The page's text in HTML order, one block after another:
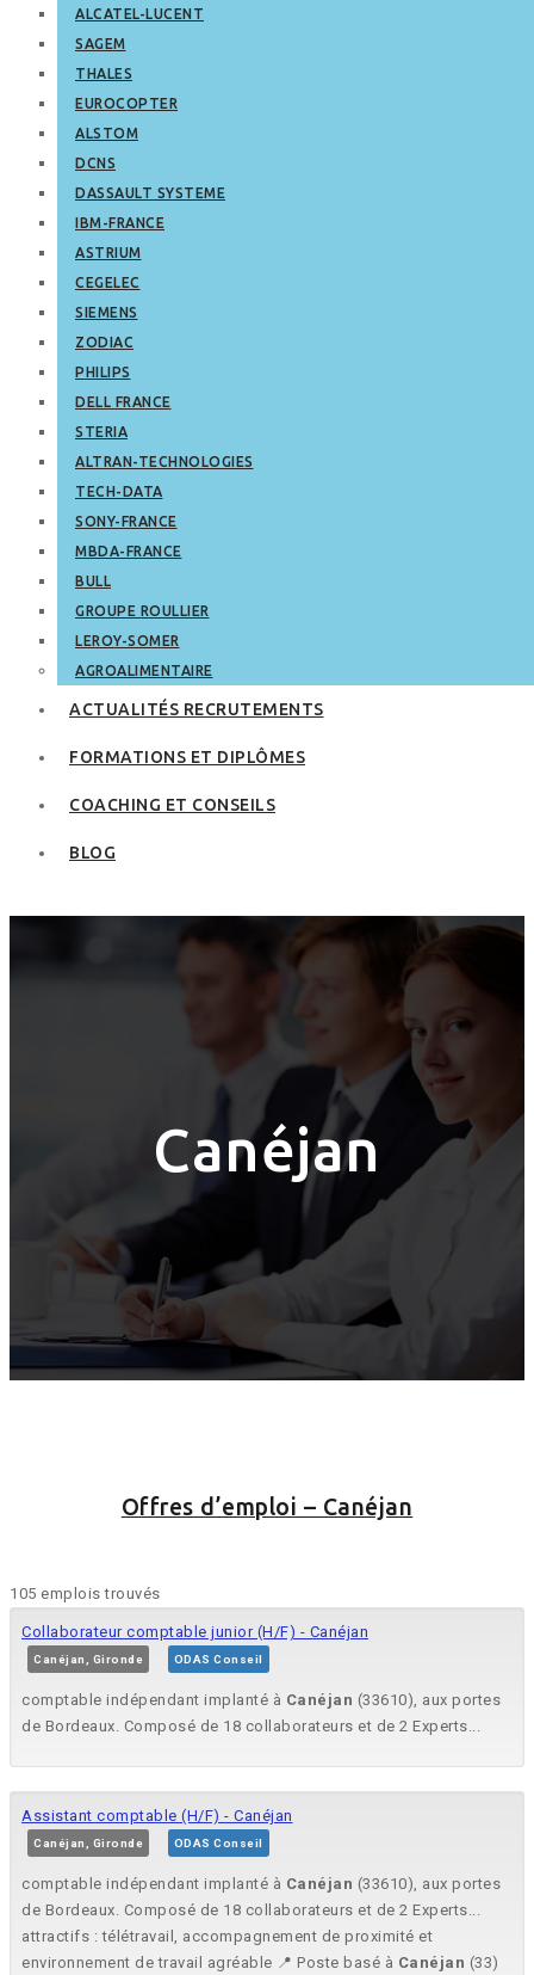
ALCATEL-LUCENT
SAGEM
THALES
EUROCOPTER
ALSTOM
DCNS
DASSAULT SYSTEME
IBM-FRANCE
ASTRIUM
CEGELEC
SIEMENS
ZODIAC
PHILIPS
DELL FRANCE
STERIA
ALTRAN-TECHNOLOGIES
TECH-DATA
SONY-FRANCE
MBDA-FRANCE
BULL
GROUPE ROULLIER
LEROY-SOMER
AGROALIMENTAIRE
ACTUALITÉS RECRUTEMENTS
FORMATIONS ET DIPLÔMES
COACHING ET CONSEILS
BLOG
Canéjan
Offres d’emploi – Canéjan
105 emplois trouvés
Collaborateur comptable junior (H/F) - Canéjan
Canéjan, Gironde ODAS Conseil
comptable indépendant implanté à Canéjan (33610), aux portes
de Bordeaux. Composé de 18 collaborateurs et de 2 Experts...
Assistant comptable (H/F) - Canéjan
Canéjan, Gironde ODAS Conseil
comptable indépendant implanté à Canéjan (33610), aux portes
de Bordeaux. Composé de 18 collaborateurs et de 2 Experts...
attractifs : télétravail, accompagnement de proximité et
environnement de travail agréable 📍 Poste basé à Canéjan (33)